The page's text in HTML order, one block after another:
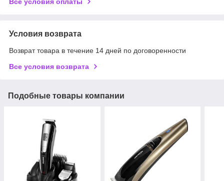
Условия возврата
Возврат товара в течение 14 дней по договоренности
Все условия возврата
Подобные товары компании